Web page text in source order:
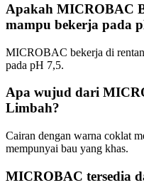
Apakah MICROBAC
mampu bekerja pada
MICROBAC bekerja di
pada pH 7,5.
Apa wujud dari
Limbah?
Cairan dengan warna coklat
mempunyai bau yang khas.
MICROBAC tersedia